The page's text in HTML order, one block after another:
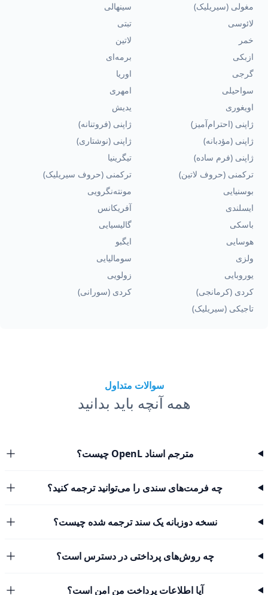
مغولی (سیریلیک)
سینهالی
لائوسی
تبتی
خمر
لاتین
ازبکی
برمه‌ای
گرجی
اوریا
سواحیلی
امهری
اویغوری
یدیش
ژاپنی (احترام‌آمیز)
ژاپنی (فروتنانه)
ژاپنی (مؤدبانه)
ژاپنی (نوشتاری)
ژاپنی (فرم ساده)
تیگرینیا
ترکمنی (حروف لاتین)
ترکمنی (حروف سیریلیک)
بوسنیایی
مونته‌نگرویی
ایسلندی
آفریکانس
باسکی
گالیسیایی
هوسایی
ایگبو
ولزی
سومالیایی
یوروبایی
زولویی
کردی (کرمانجی)
کردی (سورانی)
تاجیکی (سیریلیک)
سوالات متداول
همه آنچه باید بدانید
مترجم اسناد OpenL چیست؟
چه فرمت‌های سندی را می‌توانید ترجمه کنید؟
نسخه دوزبانه یک سند ترجمه شده چیست؟
چه روش‌های پرداختی در دسترس است؟
آیا اطلاعات پرداخت من امن است؟